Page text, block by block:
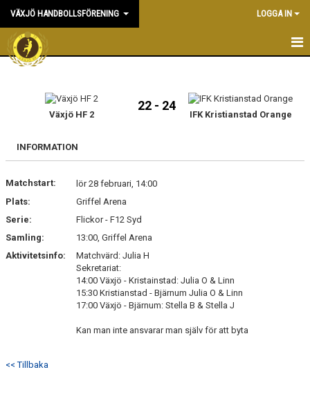
VÄXJÖ HANDBOLLSFÖRENING LOGGA IN
HEM
KONTAKT & KANSLI
DOKUMENT
VÅRA LAG
Växjö HF 2
22 - 24
IFK Kristianstad Orange
INFORMATION
Matchstart:
lör 28 februari, 14:00
Plats:
Griffel Arena
Serie:
Flickor - F12 Syd
Samling:
13:00, Griffel Arena
Aktivitetsinfo:
Matchvärd: Julia H
Sekretariat:
14:00 Växjö - Kristainstad: Julia O & Linn
15:30 Kristianstad - Bjärnum Julia O & Linn
17:00 Växjö - Bjärnum: Stella B & Stella J
Kan man inte ansvarar man själv för att byta
<< Tillbaka